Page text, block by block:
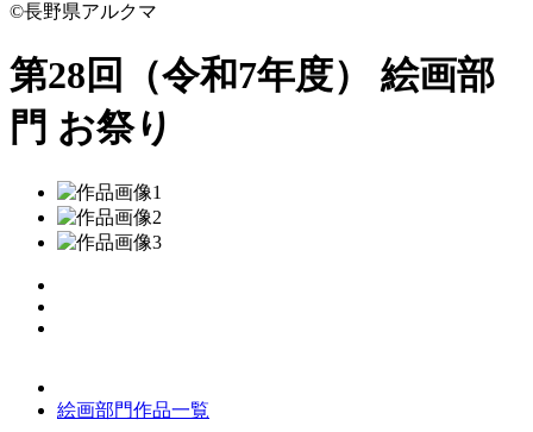
©長野県アルクマ
第28回（令和7年度） 絵画部
門 お祭り
絵画部門作品一覧